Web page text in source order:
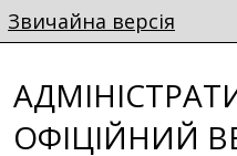
Звичайна версія
ОФІЦІЙНИЙ